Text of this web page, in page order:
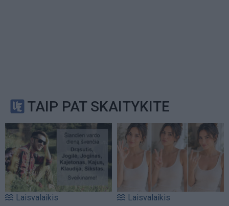
TAIP PAT SKAITYKITE
Laisvalaikis Laisvalaikis